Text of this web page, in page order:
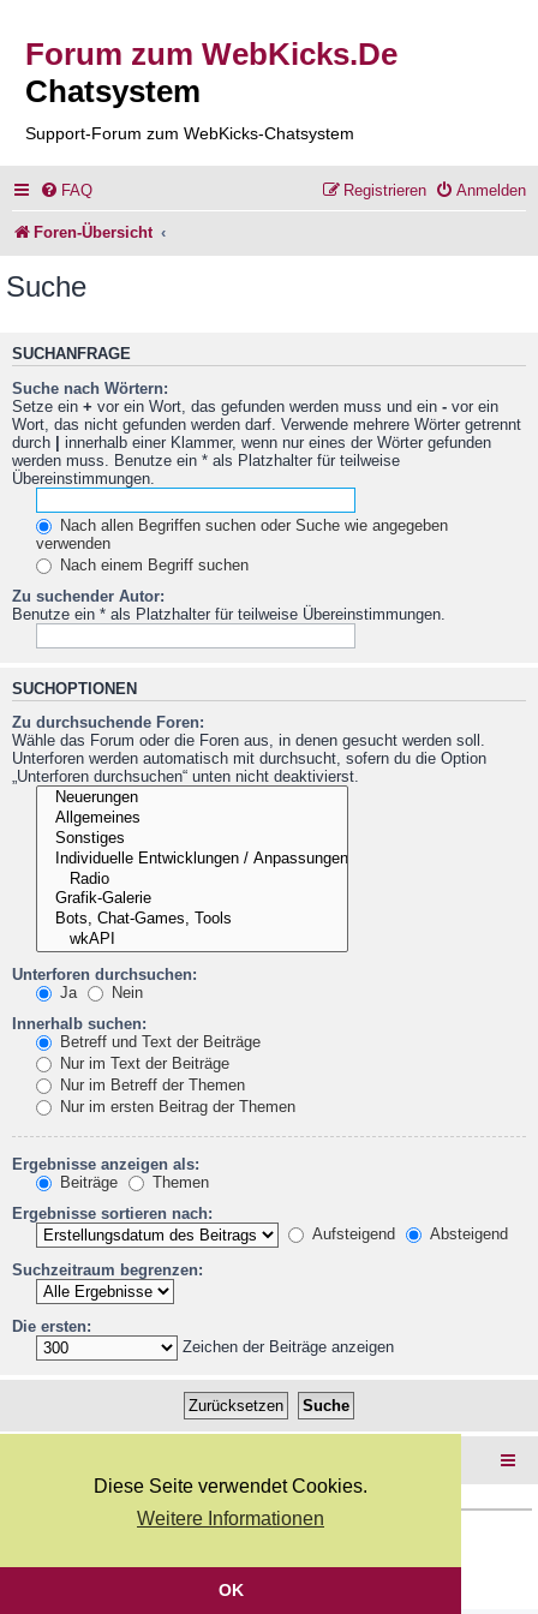
Diese Seite verwendet Cookies.
Weitere Informationen
OK
Forum zum WebKicks.De
Chatsystem
Support-Forum zum WebKicks-Chatsystem
FAQ Anmelden
Registrieren
Foren-Übersicht
Suche
SUCHANFRAGE
Suche nach Wörtern:
Setze ein + vor ein Wort, das gefunden werden muss und ein - vor ein
Wort, das nicht gefunden werden darf. Verwende mehrere Wörter getrennt
durch | innerhalb einer Klammer, wenn nur eines der Wörter gefunden
werden muss. Benutze ein * als Platzhalter für teilweise
Übereinstimmungen.
Nach allen Begriffen suchen oder Suche wie angegeben
verwenden
Nach einem Begriff suchen
Zu suchender Autor:
Benutze ein * als Platzhalter für teilweise Übereinstimmungen.
SUCHOPTIONEN
Zu durchsuchende Foren:
Wähle das Forum oder die Foren aus, in denen gesucht werden soll.
Unterforen werden automatisch mit durchsucht, sofern du die Option
„Unterforen durchsuchen“ unten nicht deaktivierst.
Unterforen durchsuchen:
Ja
Nein
Innerhalb suchen:
Betreff und Text der Beiträge
Nur im Text der Beiträge
Nur im Betreff der Themen
Nur im ersten Beitrag der Themen
Ergebnisse anzeigen als:
Beiträge
Themen
Ergebnisse sortieren nach:
Aufsteigend
Absteigend
Suchzeitraum begrenzen:
Die ersten:
Zeichen der Beiträge anzeigen
Deutsche Übersetzung durchphpBB.de